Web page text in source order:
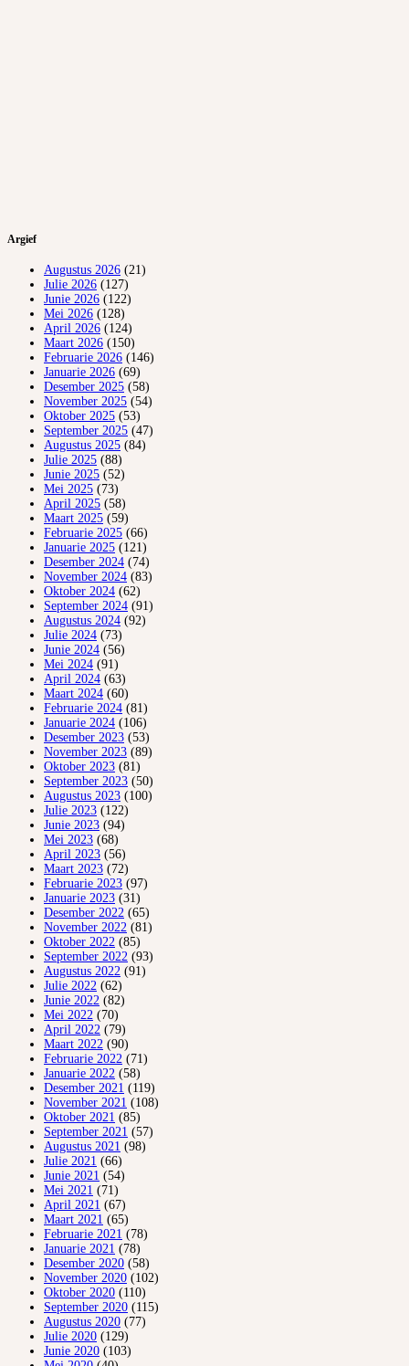
Argief
Augustus 2026 (21)
Julie 2026 (127)
Junie 2026 (122)
Mei 2026 (128)
April 2026 (124)
Maart 2026 (150)
Februarie 2026 (146)
Januarie 2026 (69)
Desember 2025 (58)
November 2025 (54)
Oktober 2025 (53)
September 2025 (47)
Augustus 2025 (84)
Julie 2025 (88)
Junie 2025 (52)
Mei 2025 (73)
April 2025 (58)
Maart 2025 (59)
Februarie 2025 (66)
Januarie 2025 (121)
Desember 2024 (74)
November 2024 (83)
Oktober 2024 (62)
September 2024 (91)
Augustus 2024 (92)
Julie 2024 (73)
Junie 2024 (56)
Mei 2024 (91)
April 2024 (63)
Maart 2024 (60)
Februarie 2024 (81)
Januarie 2024 (106)
Desember 2023 (53)
November 2023 (89)
Oktober 2023 (81)
September 2023 (50)
Augustus 2023 (100)
Julie 2023 (122)
Junie 2023 (94)
Mei 2023 (68)
April 2023 (56)
Maart 2023 (72)
Februarie 2023 (97)
Januarie 2023 (31)
Desember 2022 (65)
November 2022 (81)
Oktober 2022 (85)
September 2022 (93)
Augustus 2022 (91)
Julie 2022 (62)
Junie 2022 (82)
Mei 2022 (70)
April 2022 (79)
Maart 2022 (90)
Februarie 2022 (71)
Januarie 2022 (58)
Desember 2021 (119)
November 2021 (108)
Oktober 2021 (85)
September 2021 (57)
Augustus 2021 (98)
Julie 2021 (66)
Junie 2021 (54)
Mei 2021 (71)
April 2021 (67)
Maart 2021 (65)
Februarie 2021 (78)
Januarie 2021 (78)
Desember 2020 (58)
November 2020 (102)
Oktober 2020 (110)
September 2020 (115)
Augustus 2020 (77)
Julie 2020 (129)
Junie 2020 (103)